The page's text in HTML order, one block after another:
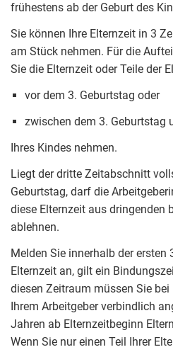
frühestens ab der Geburt des
Sie können Ihre Elternzeit in 3
am Stück nehmen. Für die
Sie die Elternzeit oder Teile der
vor dem 3. Geburtstag oder
zwischen dem 3. Geburtstag
Ihres Kindes nehmen.
Liegt der dritte Zeitabschnitt
Geburtstag, darf die
diese Elternzeit aus dringenden
ablehnen.
Melden Sie innerhalb der ersten
Elternzeit an, gilt ein
diesen Zeitraum müssen Sie bei
Ihrem Arbeitgeber verbindlich
Jahren ab Elternzeitbeginn
Wenn Sie nur einen Teil Ihrer